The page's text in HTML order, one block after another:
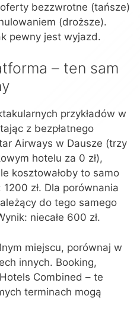
bezzwrotne (tańsze)
(droższe).
pewny jest wyjazd.
– ten sam
przykładów w
z bezpłatnego
Airways w Dausze (trzy
hotelu za 0 zł),
kosztowałoby to samo
zł. Dla porównania
do tego samego
niecałe 600 zł.
miejscu, porównaj w
innych. Booking,
Combined – te
terminach mogą